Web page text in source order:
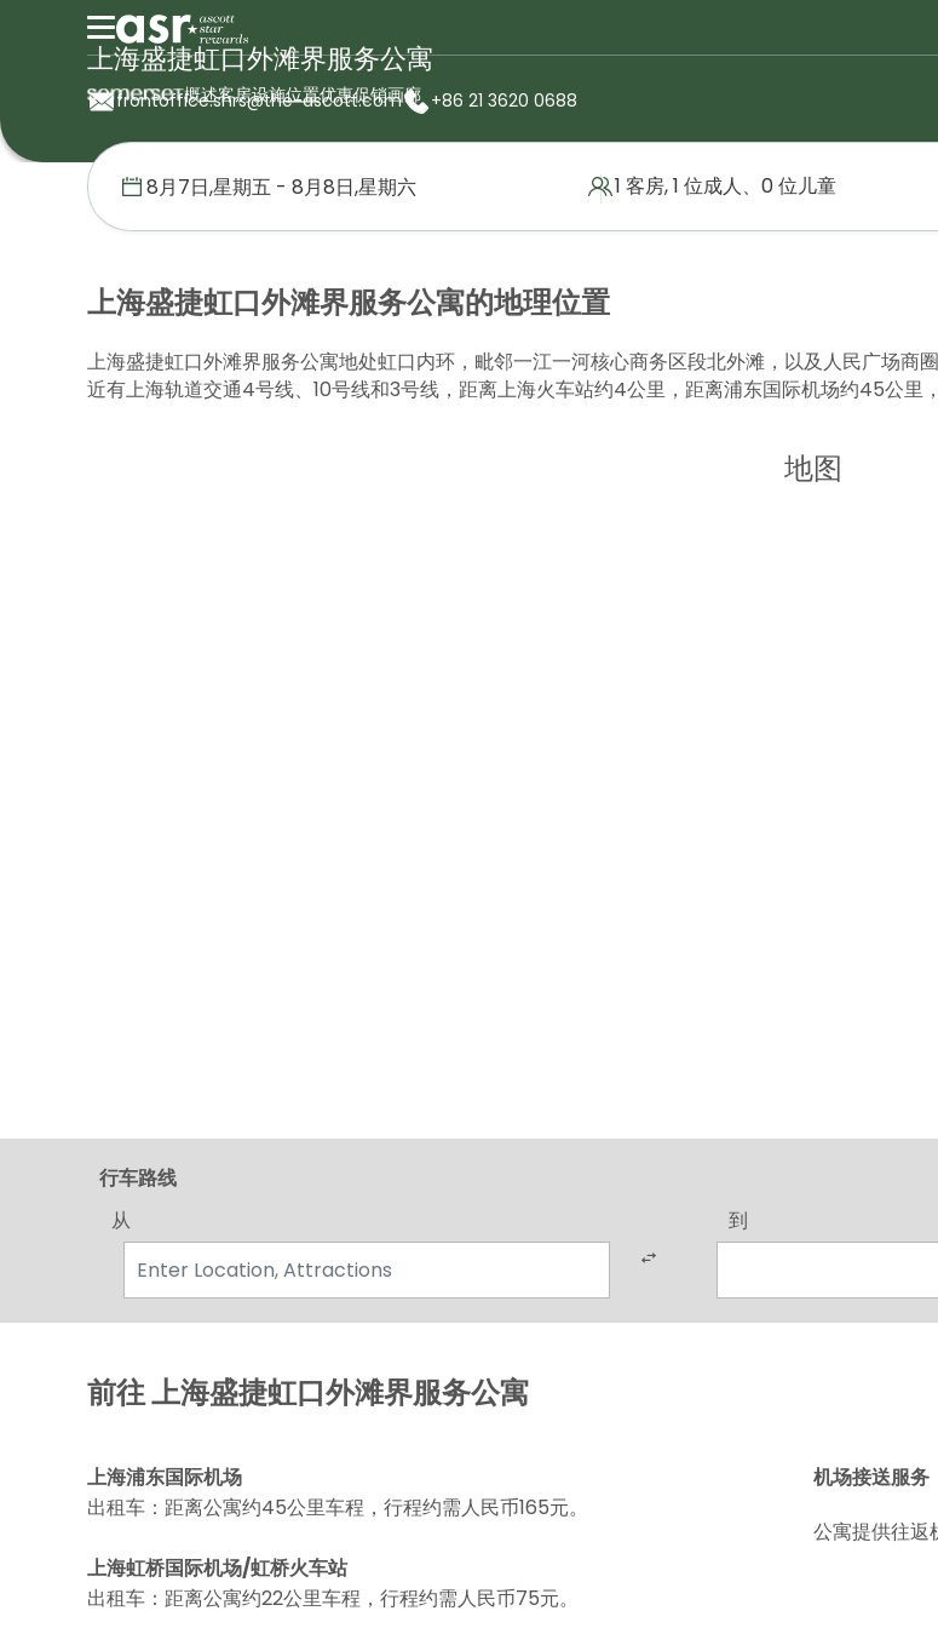
概述客房设施位置优惠促销画廊
1 客房, 1 位成人、0 位儿童
上海盛捷虹口外滩界服务公寓
frontoffice.shrs@the-ascott.com +86 21 3620 0688
首页 盛捷服务公寓 中国 上海盛捷虹口外滩界服务公寓
上海盛捷虹口外滩界服务公寓的地理位置
上海盛捷虹口外滩界服务公寓地处虹口内环，毗邻一江一河核心商务区段北外滩，以及人民广场
近有上海轨道交通4号线、10号线和3号线，距离上海火车站约4公里，距离浦东国际机场约45公里
地图
行车路线
从
到
前往 上海盛捷虹口外滩界服务公寓
上海浦东国际机场
出租车：距离公寓约45公里车程，行程约需人民币165元。
上海虹桥国际机场/虹桥火车站
出租车：距离公寓约22公里车程，行程约需人民币75元。
机场接送服务
公寓提供往返